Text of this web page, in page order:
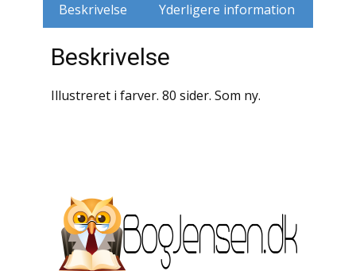
Jernbaner
Kirkehistorie / Religion
Krige / Slag
Landbrug / Skovbrug
Litteraturhistorie
Beskrivelse Yderligere information
Beskrivelse
Illustreret i farver. 80 sider. Som ny.